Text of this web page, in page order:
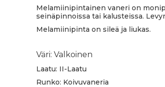
Melamiinipintainen vaneri on
seinäpinnoissa tai kalusteissa.
Melamiinipinta on sileä ja liukas.
Väri: Valkoinen
Laatu: II-Laatu
Runko: Koivuvaneria